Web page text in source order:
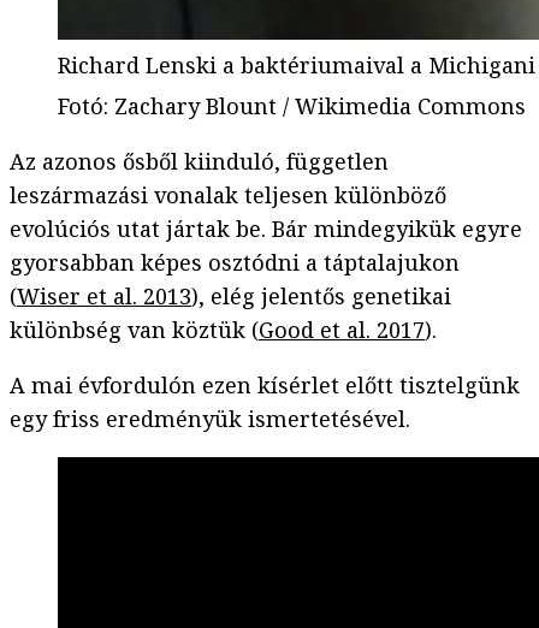
Richard Lenski a baktériumaival a
Fotó: Zachary Blount / Wikimedia Commons
Az azonos ősből kiinduló, független
leszármazási vonalak teljesen különböző
evolúciós utat jártak be. Bár mindegyikük egyre
gyorsabban képes osztódni a táptalajukon
(Wiser et al. 2013), elég jelentős genetikai
különbség van köztük (Good et al. 2017).
A mai évfordulón ezen kísérlet előtt tisztelgünk
egy friss eredményük ismertetésével.